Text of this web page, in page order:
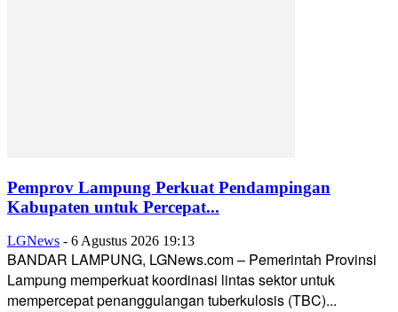
Pemprov Lampung Perkuat Pendampingan
Kabupaten untuk Percepat...
LGNews - 6 Agustus 2026 19:13
BANDAR LAMPUNG, LGNews.com – Pemerintah Provinsi
Lampung memperkuat koordinasi lintas sektor untuk
mempercepat penanggulangan tuberkulosis (TBC)...